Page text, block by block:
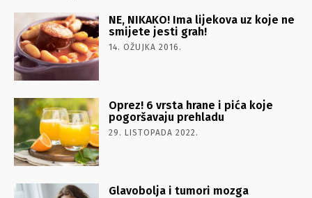
NE, NIKAKO! Ima lijekova uz koje ne
smijete jesti grah!
14. OŽUJKA 2016.
Oprez! 6 vrsta hrane i pića koje
pogoršavaju prehladu
29. LISTOPADA 2022.
Glavobolja i tumori mozga